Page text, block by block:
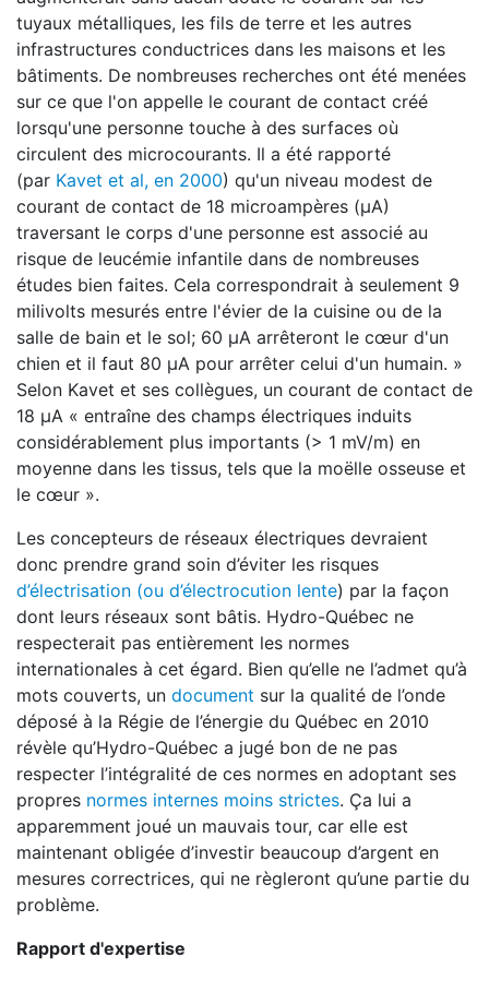
tuyaux métalliques, les fils de terre et les autres
infrastructures conductrices dans les maisons et les
bâtiments. De nombreuses recherches ont été menées
sur ce que l'on appelle le courant de contact créé
lorsqu'une personne touche à des surfaces où
circulent des microcourants. Il a été rapporté
(par Kavet et al, en 2000) qu'un niveau modest de
courant de contact de 18 microampères (μA)
traversant le corps d'une personne est associé au
risque de leucémie infantile dans de nombreuses
études bien faites. Cela correspondrait à seulement 9
milivolts mesurés entre l'évier de la cuisine ou de la
salle de bain et le sol; 60 μA arrêteront le cœur d'un
chien et il faut 80 μA pour arrêter celui d'un humain. »
Selon Kavet et ses collègues, un courant de contact de
18 μA « entraîne des champs électriques induits
considérablement plus importants (> 1 mV/m) en
moyenne dans les tissus, tels que la moëlle osseuse et
le cœur ».
Les concepteurs de réseaux électriques devraient
donc prendre grand soin d’éviter les risques
d’électrisation (ou d’électrocution lente) par la façon
dont leurs réseaux sont bâtis. Hydro-Québec ne
respecterait pas entièrement les normes
internationales à cet égard. Bien qu’elle ne l’admet qu’à
mots couverts, un document sur la qualité de l’onde
déposé à la Régie de l’énergie du Québec en 2010
révèle qu’Hydro-Québec a jugé bon de ne pas
respecter l’intégralité de ces normes en adoptant ses
propres normes internes moins strictes. Ça lui a
apparemment joué un mauvais tour, car elle est
maintenant obligée d’investir beaucoup d’argent en
mesures correctrices, qui ne règleront qu’une partie du
problème.
Rapport d'expertise